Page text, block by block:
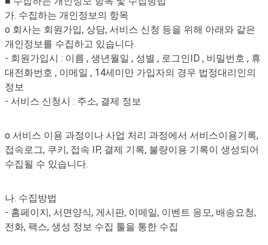
가. 수집하는 개인정보의 항목
o 회사는 회원가입, 상담, 서비스 신청 등을 위해 아래와 같은
개인정보를 수집하고 있습니다.
- 회원가입시 : 이름 , 생년월일 , 성별 , 로그인ID , 비밀번호 , 휴
대전화번호 , 이메일 , 14세미만 가입자의 경우 법정대리인의
정보
- 서비스 신청시 : 주소, 결제 정보
o 서비스 이용 과정이나 사업 처리 과정에서 서비스이용기록,
접속로그, 쿠키, 접속 IP, 결제 기록, 불량이용 기록이 생성되어
수집될 수 있습니다.
나. 수집방법
- 홈페이지, 서면양식, 게시판, 이메일, 이벤트 응모, 배송요청,
전화, 팩스, 생성 정보 수집 툴을 통한 수집